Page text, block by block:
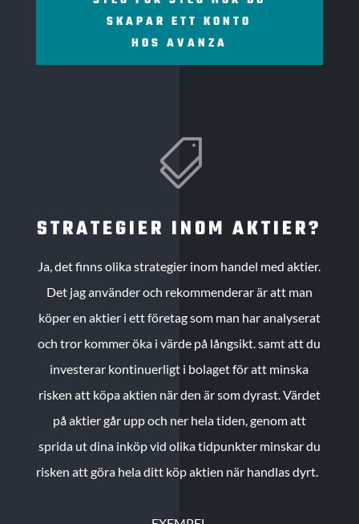
SKAPAR ETT KONTO
HOS AVANZA

STRATEGIER INOM AKTIER?
Ja, det finns olika strategier inom handel med aktier.
Det jag använder och rekommenderar är att man
köper en aktier i ett företag som man har analyserat
och tror kommer öka i värde på långsikt. samt att du
investerar kontinuerligt i bolaget för att minska
risken att köpa aktien när den är som dyrast. Värdet
på aktier går upp och ner hela tiden, genom att
sprida ut dina inköp vid olika tidpunkter minskar du
risken att göra hela ditt köp aktien när handlas dyrt.